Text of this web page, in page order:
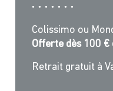
Colissimo ou
Offerte dès 100 €
Retrait gratuit à